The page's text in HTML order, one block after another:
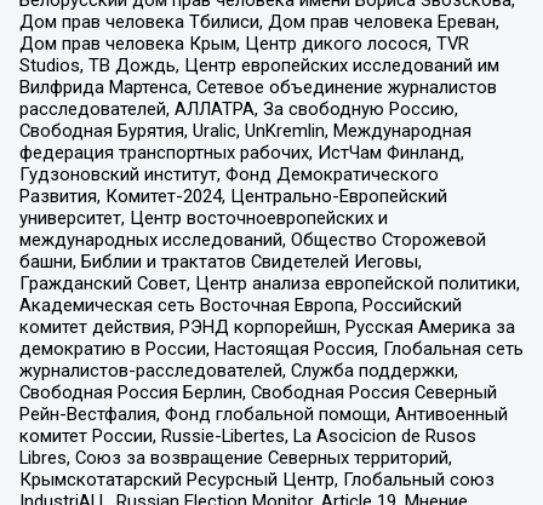
Дом прав человека Тбилиси, Дом прав человека Ереван,
Дом прав человека Крым, Центр дикого лосося, TVR
Studios, ТВ Дождь, Центр европейских исследований им
Вилфрида Мартенса, Сетевое объединение журналистов
расследователей, АЛЛАТРА, За свободную Россию,
Свободная Бурятия, Uralic, UnKremlin, Международная
федерация транспортных рабочих, ИстЧам Финланд,
Гудзоновский институт, Фонд Демократического
Развития, Комитет-2024, Центрально-Европейский
университет, Центр восточноевропейских и
международных исследований, Общество Сторожевой
башни, Библии и трактатов Свидетелей Иеговы,
Гражданский Совет, Центр анализа европейской политики,
Академическая сеть Восточная Европа, Российский
комитет действия, РЭНД корпорейшн, Русская Америка за
демократию в России, Настоящая Россия, Глобальная сеть
журналистов-расследователей, Служба поддержки,
Свободная Россия Берлин, Свободная Россия Северный
Рейн-Вестфалия, Фонд глобальной помощи, Антивоенный
комитет России, Russie-Libertes, La Asocicion de Rusos
Libres, Союз за возвращение Северных территорий,
Крымскотатарский Ресурсный Центр, Глобальный союз